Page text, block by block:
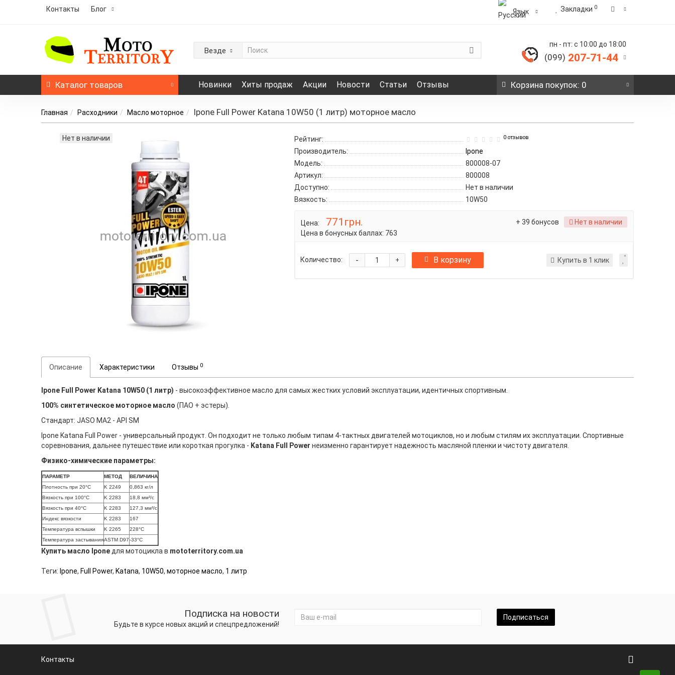
Контакты Блог Язык Закладки 0
Везде
пн - пт: с 10:00 до 18:00
(099) 207-71-44
Каталог товаров Новинки Хиты продаж Акции Новости Статьи Отзывы Корзина покупок: 0
Главная Расходники Масло моторное Ipone Full Power Katana 10W50 (1 литр) моторное масло
Нет в наличии Рейтинг: 0 отзывов
Производитель:
Ipone
Модель:
800008-07
Артикул:
800008
Доступно:
Нет в наличии
Вязкость:
10W50
Цена: 771грн.
Цена в бонусных баллах: 763
+ 39 бонусов Нет в наличии
Количество: +
- В корзину Купить в 1 клик
Описание Характеристики Отзывы 0
Ipone Full Power Katana 10W50 (1 литр) - высокоэффективное масло для самых жестких условий эксплуатации, идентичных спортивным.
100% синтетическое моторное масло (ПАО + эстеры).
Стандарт: JASO MA2 - API SМ
Ipone Katana Full Power - универсальный продукт. Он подходит не только любым типам 4-тактных двигателей мотоциклов, но и любым стилям их эксплуатации. Спортивные
соревнования, дальнее путешествие или короткая прогулка - Katana Full Power неизменно гарантирует надежность масляной пленки и чистоту двигателя.
Физико-химические параметры:
ПАРАМЕТР МЕТОД
ВЕЛИЧИНА
Плотность при 20°C
K 2249
0,863 кг/л
Вязкость при 100°C
K 2283
18,8 мм²/c
Вязкость при 40°C
K 2283
127,3 мм²/c
Индекс вязкости
K 2283
167
Температура вспышки
K 2265
228°C
Температура застыванияASTM D97 -33°C
Купить масло Ipone для мотоцикла в mototerritory.com.ua
Теги: Ipone, Full Power, Katana, 10W50,моторное масло, 1 литр
Подписка на новости
Будьте в курсе новых акций и спецпредложений!
Подписаться
Контакты